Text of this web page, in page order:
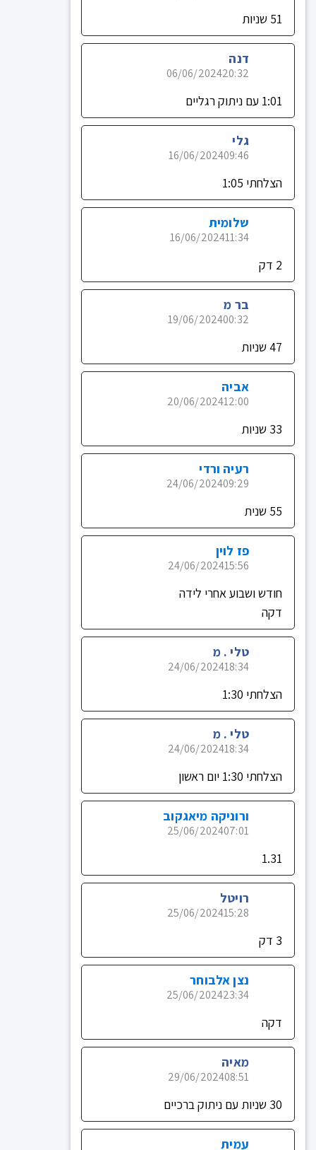
51 שניות
דנה
20:32
06/06/2024
1:01 עם ניתוק רגליים
גלי
09:46
16/06/2024
הצלחתי 1:05
שלומית
11:34
16/06/2024
2 דק
בר מ
00:32
19/06/2024
47 שניות
אביה
12:00
20/06/2024
33 שניות
רעיה ורדי
09:29
24/06/2024
55 שנית
פז לוין
15:56
24/06/2024
חודש ושבוע אחרי לידה
דקה
טלי . מ
18:34
24/06/2024
הצלחתי 1:30
טלי . מ
18:34
24/06/2024
הצלחתי 1:30 יום ראשון
ורוניקה מיאגקוב
07:01
25/06/2024
1.31
רויטל
15:28
25/06/2024
3 דק
נצן אלבוחר
23:34
25/06/2024
דקה
מאיה
08:51
29/06/2024
30 שניות עם ניתוק ברכיים
עמית